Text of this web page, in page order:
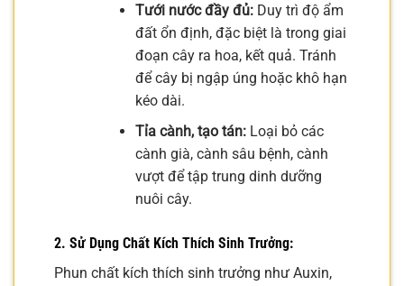
Tưới nước đầy đủ:Duy trì độ ẩm
đất ổn định, đặc biệt là trong giai
đoạn cây ra hoa, kết quả. Tránh
để cây bị ngập úng hoặc khô hạn
kéo dài.
Tỉa cành, tạo tán:Loại bỏ các
cành già, cành sâu bệnh, cành
vượt để tập trung dinh dưỡng
nuôi cây.
2. Sử Dụng Chất Kích Thích Sinh Trưởng:
Phun chất kích thích sinh trưởng như Auxin,